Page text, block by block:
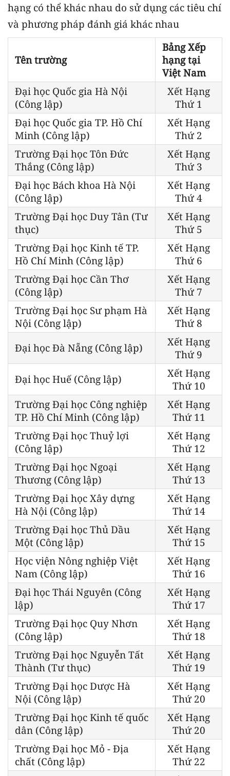
hạng có thể khác nhau do sử dụng các tiêu chí
và phương pháp đánh giá khác nhau
Tên trường
Bảng Xếp
hạng tại
Việt Nam
Đại học Quốc gia Hà Nội
(Công lập)
Xết Hạng
Thứ 1
Đại học Quốc gia TP. Hồ Chí
Minh (Công lập)
Xết Hạng
Thứ 2
Trường Đại học Tôn Đức
Thắng (Công lập)
Xết Hạng
Thứ 3
Đại học Bách khoa Hà Nội
(Công lập)
Xết Hạng
Thứ 4
Trường Đại học Duy Tân (Tư
thục)
Xết Hạng
Thứ 5
Trường Đại học Kinh tế TP.
Hồ Chí Minh (Công lập)
Xết Hạng
Thứ 6
Trường Đại học Cần Thơ
(Công lập)
Xết Hạng
Thứ 7
Trường Đại học Sư phạm Hà
Nội (Công lập)
Xết Hạng
Thứ 8
Đại học Đà Nẵng (Công lập)
Xết Hạng
Thứ 9
Đại học Huế (Công lập)
Xết Hạng
Thứ 10
Trường Đại học Công nghiệp
TP. Hồ Chí Minh (Công lập)
Xết Hạng
Thứ 11
Trường Đại học Thuỷ lợi
(Công lập)
Xết Hạng
Thứ 12
Trường Đại học Ngoại
Thương (Công lập)
Xết Hạng
Thứ 13
Trường Đại học Xây dựng
Hà Nội (Công lập)
Xết Hạng
Thứ 14
Trường Đại học Thủ Dầu
Một (Công lập)
Xết Hạng
Thứ 15
Học viện Nông nghiệp Việt
Nam (Công lập)
Xết Hạng
Thứ 16
Đại học Thái Nguyên (Công
lập)
Xết Hạng
Thứ 17
Trường Đại học Quy Nhơn
(Công lập)
Xết Hạng
Thứ 18
Trường Đại học Nguyễn Tất
Thành (Tư thục)
Xết Hạng
Thứ 19
Trường Đại học Dược Hà
Nội (Công lập)
Xết Hạng
Thứ 20
Trường Đại học Kinh tế quốc
dân (Công lập)
Xết Hạng
Thứ 20
Trường Đại học Mỏ - Địa
chất (Công lập)
Xết Hạng
Thứ 22